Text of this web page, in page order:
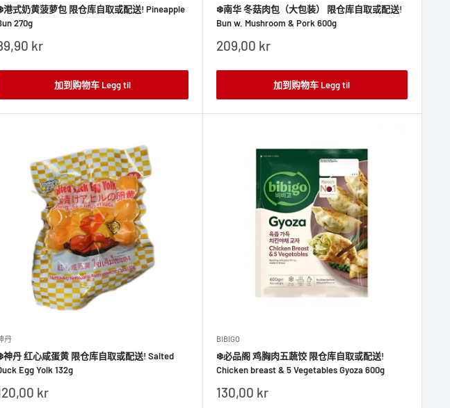
港式奶黄菠萝包 限仓库自取或配送! Pineapple
270g
kr
加到购物车 Legg til
❄️南华 冬菇肉包（大包装） 限仓库自取或配送!
Bun w. Mushroom & Pork 600g
销
价
209,00 kr
加到购物车 Legg til
丹
神丹 红心咸蛋黄 限仓库自取或配送! Salted
Egg Yolk 132g
kr
BIBIGO
❄️必品阁 鸡胸肉五蔬饺 限仓库自取或配送!
Chicken breast & 5 Vegetables Gyoza 600g
销
130,00 kr